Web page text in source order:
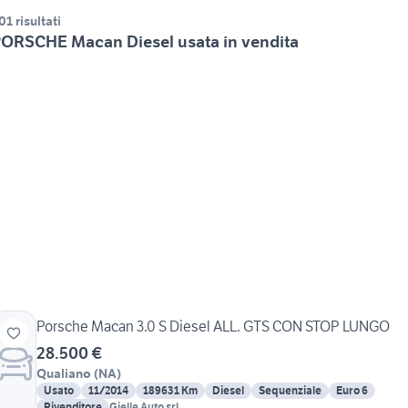
risultati
Macan Diesel usata in vendita
Porsche Macan 3.0 S Diesel ALL. GTS CON STOP LUNGO
28.500 €
Qualiano (NA)
Usato 11/2014 189631 Km Diesel Sequenziale
Euro 6